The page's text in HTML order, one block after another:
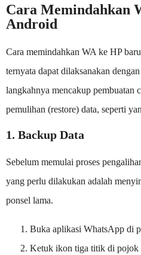
Cara Memindahkan
Android
Cara memindahkan WA ke HP
ternyata dapat dilaksanakan
langkahnya mencakup pembuatan
pemulihan (restore) data, seperti
1. Backup Data
Sebelum memulai proses
yang perlu dilakukan adalah
ponsel lama.
Buka aplikasi WhatsApp di
Ketuk ikon tiga titik di pojok